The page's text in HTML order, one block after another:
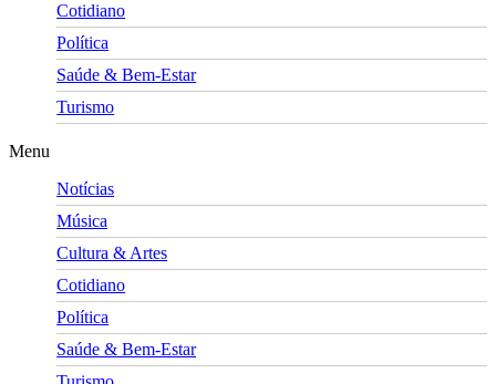
Cotidiano
Política
Saúde & Bem-Estar
Turismo
Menu
Notícias
Música
Cultura & Artes
Cotidiano
Política
Saúde & Bem-Estar